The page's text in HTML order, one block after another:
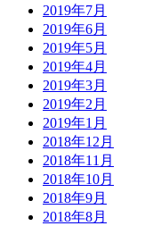
2019年7月
2019年6月
2019年5月
2019年4月
2019年3月
2019年2月
2019年1月
2018年12月
2018年11月
2018年10月
2018年9月
2018年8月